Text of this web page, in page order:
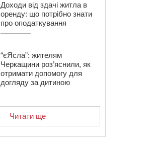
Доходи від здачі житла в
оренду: що потрібно знати
про оподаткування
“єЯсла”: жителям
Черкащини роз’яснили, як
отримати допомогу для
догляду за дитиною
Читати ще